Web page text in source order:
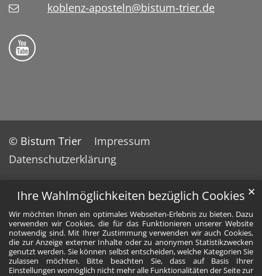
Ihre Wahlmöglichkeiten bezüglich Cookies
Wir möchten Ihnen ein optimales Webseiten-Erlebnis zu bieten. Dazu
verwenden wir Cookies, die für das Funktionieren unserer Website
notwendig sind. Mit Ihrer Zustimmung verwenden wir auch Cookies,
die zur Anzeige externer Inhalte oder zu anonymen Statistikzwecken
genutzt werden. Sie können selbst entscheiden, welche Kategorien Sie
zulassen möchten. Bitte beachten Sie, dass auf Basis Ihrer
Einstellungen womöglich nicht mehr alle Funktionalitäten der Seite zur
✕
koblenz-aposteln@bistum-trier.de
Bistum Trier auf YouTube
© Bistum Trier
Impressum
Datenschutzerklärung